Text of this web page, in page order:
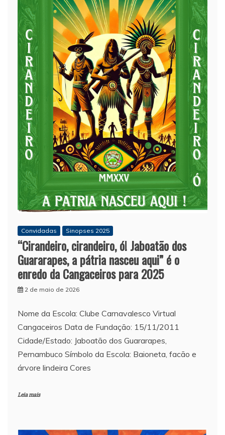
Convidadas Sinopses 2025
“Cirandeiro, cirandeiro, ó! Jaboatão dos
Guararapes, a pátria nasceu aqui” é o
enredo da Cangaceiros para 2025
2 de maio de 2026
Nome da Escola: Clube Carnavalesco Virtual
Cangaceiros Data de Fundação: 15/11/2011
Cidade/Estado: Jaboatão dos Guararapes,
Pernambuco Símbolo da Escola: Baioneta, facão e
árvore lindeira Cores
Leia mais